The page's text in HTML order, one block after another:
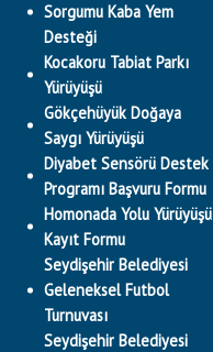
Sorgumu Kaba Yem
Desteği
Kocakoru Tabiat Parkı
Yürüyüşü
Gökçehüyük Doğaya
Saygı Yürüyüşü
Diyabet Sensörü Destek
Programı Başvuru Formu
Homonada Yolu Yürüyüşü
Kayıt Formu
Seydişehir Belediyesi
Geleneksel Futbol
Turnuvası
Seydişehir Belediyesi